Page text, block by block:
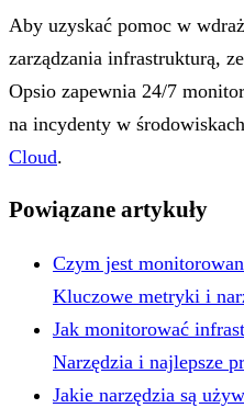
Aby uzyskać pomoc w
zarządzania infrastrukturą,
Opsio zapewnia 24/7
na incydenty w
Cloud.
Powiązane artykuły
Czym jest
Kluczowe metryki i
Jak monitorować
Narzędzia i najlepsze
Jakie narzędzia są